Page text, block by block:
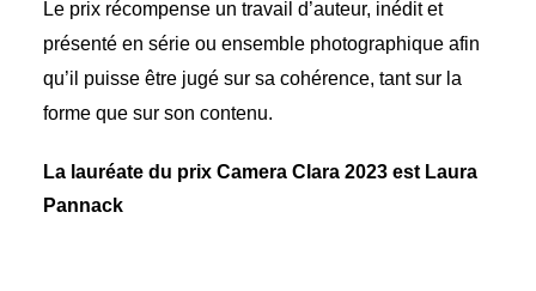
Le prix récompense un travail d’auteur, inédit et
présenté en série ou ensemble photographique afin
qu’il puisse être jugé sur sa cohérence, tant sur la
forme que sur son contenu.
La lauréate du prix Camera Clara 2023 est Laura
Pannack